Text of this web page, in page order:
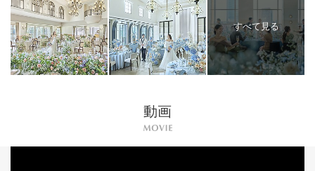
すべて見る
動画